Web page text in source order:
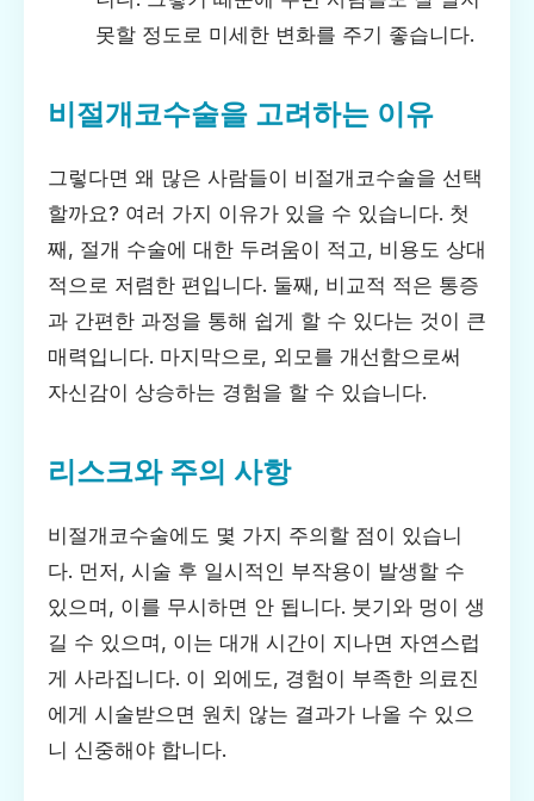
못할 정도로 미세한 변화를 주기 좋습니다.
비절개코수술을 고려하는 이유
그렇다면 왜 많은 사람들이 비절개코수술을 선택
할까요? 여러 가지 이유가 있을 수 있습니다. 첫
째, 절개 수술에 대한 두려움이 적고, 비용도 상대
적으로 저렴한 편입니다. 둘째, 비교적 적은 통증
과 간편한 과정을 통해 쉽게 할 수 있다는 것이 큰
매력입니다. 마지막으로, 외모를 개선함으로써
자신감이 상승하는 경험을 할 수 있습니다.
리스크와 주의 사항
비절개코수술에도 몇 가지 주의할 점이 있습니
다. 먼저, 시술 후 일시적인 부작용이 발생할 수
있으며, 이를 무시하면 안 됩니다. 붓기와 멍이 생
길 수 있으며, 이는 대개 시간이 지나면 자연스럽
게 사라집니다. 이 외에도, 경험이 부족한 의료진
에게 시술받으면 원치 않는 결과가 나올 수 있으
니 신중해야 합니다.